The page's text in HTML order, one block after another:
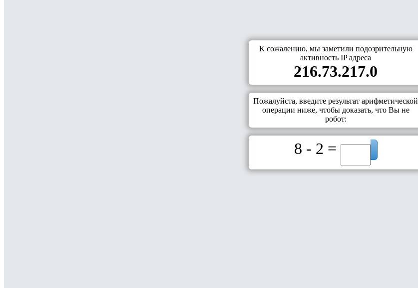
К сожалению, мы заметили подозрительную
активность IP адреса
216.73.217.0
Пожалуйста, введите результат арифметической
операции ниже, чтобы доказать, что Вы не
робот:
8 - 2 =